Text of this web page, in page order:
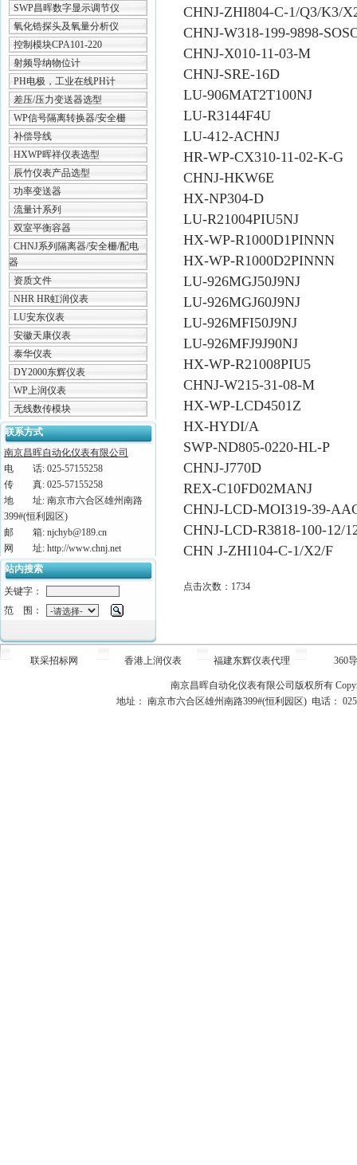
SWP昌晖数字显示调节仪
氧化锆探头及氧量分析仪
控制模块CPA101-220
射频导纳物位计
PH电极，工业在线PH计
差压/压力变送器选型
WP信号隔离转换器/安全栅
补偿导线
HXWP晖祥仪表选型
辰竹仪表产品选型
功率变送器
流量计系列
双室平衡容器
CHNJ系列隔离器/安全栅/配电
器
资质文件
NHR HR虹润仪表
LU安东仪表
安徽天康仪表
泰华仪表
DY2000东辉仪表
WP上润仪表
无线数传模块
联系方式
南京昌晖自动化仪表有限公司
电 话: 025-57155258
传 真: 025-57155258
地 址: 南京市六合区雄州南路
399#(恒利园区)
邮 箱: njchyb@189.cn
网 址: http://www.chnj.net
站内搜索
关键字：
范 围：
CHNJ-ZHI804-C-1/Q3/K3/
CHNJ-W318-199-9898-
CHNJ-X010-11-03-M
CHNJ-SRE-16D
LU-906MAT2T100NJ
LU-R3144F4U
LU-412-ACHNJ
HR-WP-CX310-11-02-K-G
CHNJ-HKW6E
HX-NP304-D
LU-R21004PIU5NJ
HX-WP-R1000D1PINNN
HX-WP-R1000D2PINNN
LU-926MGJ50J9NJ
LU-926MGJ60J9NJ
LU-926MFI50J9NJ
LU-926MFJ9J90NJ
HX-WP-R21008PIU5
CHNJ-W215-31-08-M
HX-WP-LCD4501Z
HX-HYDI/A
SWP-ND805-0220-HL-P
CHNJ-J770D
REX-C10FD02MANJ
CHNJ-LCD-MOI319-39-
CHNJ-LCD-R3818-100-12/
CHN J-ZHI104-C-1/X2/F
点击次数：1734
联采招标网 香港上润仪表 福建东辉仪表代理 360
南京昌晖自动化仪表有限公司版权所有
地址： 南京市六合区雄州南路399#(恒利园区) 电话：